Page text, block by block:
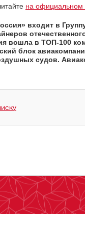
на официальном
входит в
вошла в ТОП-100
блок
судов.